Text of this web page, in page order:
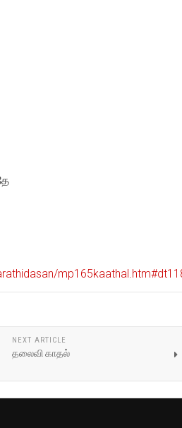
NEXT ARTICLE
தலைவி காதல்